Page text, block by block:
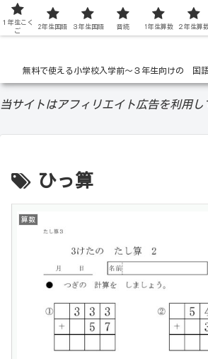
低学年の無料学習ド
無料で使える小学校入学前〜３年生向けの 国
当サイトはアフィリエイト広告を利用し
ひっ算
算数
１年生こく
ご
2年生国語 ３年生国語 音読 1年生算数 ２年生算